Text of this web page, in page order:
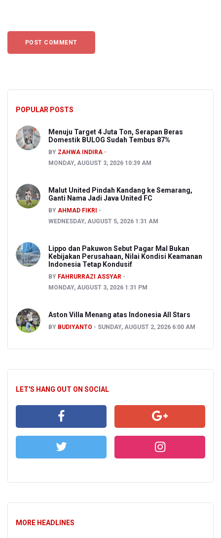
POPULAR POSTS
Menuju Target 4 Juta Ton, Serapan Beras
Domestik BULOG Sudah Tembus 87%
BY ZAHWA INDIRA
MONDAY, AUGUST 3, 2026 10:39 AM
Malut United Pindah Kandang ke Semarang,
Ganti Nama Jadi Java United FC
BY AHMAD FIKRI
WEDNESDAY, AUGUST 5, 2026 1:31 AM
Lippo dan Pakuwon Sebut Pagar Mal Bukan
Kebijakan Perusahaan, Nilai Kondisi Keamanan
Indonesia Tetap Kondusif
BY FAHRURRAZI ASSYAR
MONDAY, AUGUST 3, 2026 1:31 PM
Aston Villa Menang atas Indonesia All Stars
BY BUDIYANTO SUNDAY, AUGUST 2, 2026 6:00 AM
LET'S HANG OUT ON SOCIAL
MORE HEADLINES